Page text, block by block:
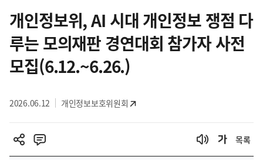
텐
츠
영
역
개인정보위, AI 시대 개인정보 쟁점 다
루는 모의재판 경연대회 참가자 사전
모집(6.12.~6.26.)
2026.06.12 개인정보보호위원회
목록